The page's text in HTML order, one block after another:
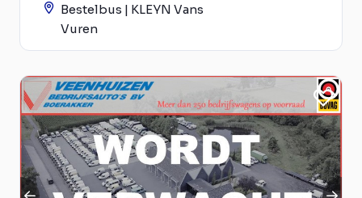
Bestelbus | KLEYN Vans
Vuren